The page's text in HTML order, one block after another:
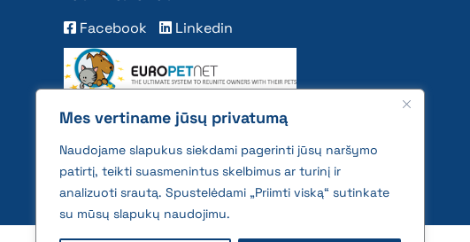
Mes vertiname jūsų privatumą
Naudojame slapukus siekdami pagerinti jūsų naršymo
patirtį, teikti suasmenintus skelbimus ar turinį ir
analizuoti srautą. Spustelėdami „Priimti viską“ sutinkate
su mūsų slapukų naudojimu.
Facebook
Linkedin